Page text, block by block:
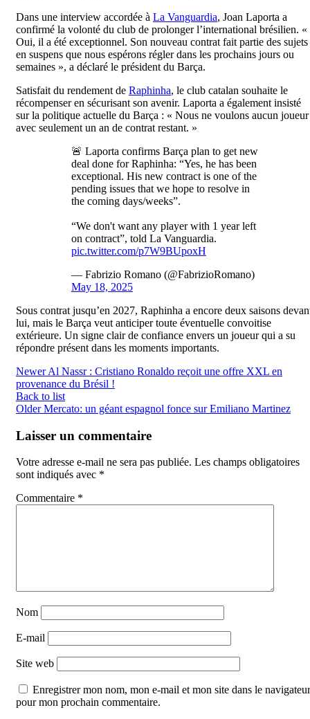
Dans une interview accordée à La Vanguardia, Joan Laporta a
confirmé la volonté du club de prolonger l’international brésilien. «
Oui, il a été exceptionnel. Son nouveau contrat fait partie des sujets
en suspens que nous espérons régler dans les prochains jours ou
semaines », a déclaré le président du Barça.
Satisfait du rendement de Raphinha, le club catalan souhaite le
récompenser en sécurisant son avenir. Laporta a également insisté
sur la politique actuelle du Barça : « Nous ne voulons aucun joueur
avec seulement un an de contrat restant. »
🚨 Laporta confirms Barça plan to get new
deal done for Raphinha: “Yes, he has been
exceptional. His new contract is one of the
pending issues that we hope to resolve in
the coming days/weeks”.
“We don't want any player with 1 year left
on contract”, told La Vanguardia.
pic.twitter.com/p7W9BUpoxH
— Fabrizio Romano (@FabrizioRomano)
May 18, 2025
Sous contrat jusqu’en 2027, Raphinha a encore deux saisons
lui, mais le Barça veut anticiper toute éventuelle convoitise
extérieure. Un signe clair de confiance envers un joueur qui a su
répondre présent dans les moments importants.
Newer Al Nassr : Cristiano Ronaldo reçoit une offre XXL en
provenance du Brésil !
Back to list
Older Mercato: un géant espagnol fonce sur Emiliano Martinez
Laisser un commentaire
Votre adresse e-mail ne sera pas publiée. Les champs obligatoires
sont indiqués avec *
Commentaire *
Nom
E-mail
Site web
Enregistrer mon nom, mon e-mail et mon site dans le navigateur
pour mon prochain commentaire.